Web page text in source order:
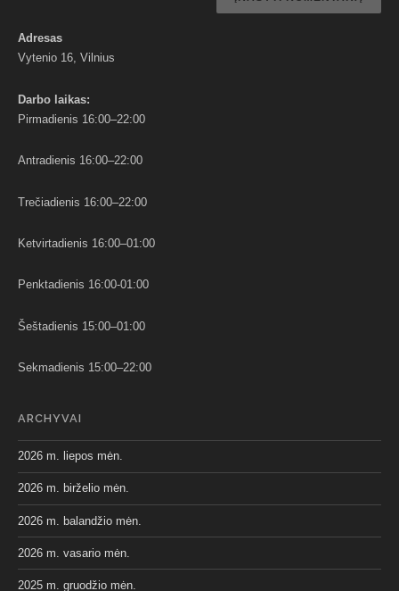
Adresas
Vytenio 16, Vilnius
Darbo laikas:
Pirmadienis 16:00–22:00
Antradienis 16:00–22:00
Trečiadienis 16:00–22:00
Ketvirtadienis 16:00–01:00
Penktadienis 16:00-01:00
Šeštadienis 15:00–01:00
Sekmadienis 15:00–22:00
ARCHYVAI
2026 m. liepos mėn.
2026 m. birželio mėn.
2026 m. balandžio mėn.
2026 m. vasario mėn.
2025 m. gruodžio mėn.